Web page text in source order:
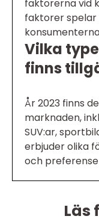
faktorerna vid
faktorer
Vilka
finns
År 2023 finns
marknaden,
SUV:ar,
erbjuder olika
och
Läs